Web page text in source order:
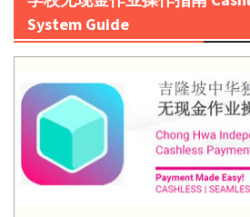
System Guide